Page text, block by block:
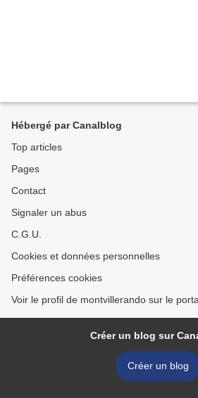
Hébergé par Canalblog
Top articles
Pages
Contact
Signaler un abus
C.G.U.
Cookies et données personnelles
Préférences cookies
Voir le profil de montvillerando sur le
Créer un blog sur
Créer un blog